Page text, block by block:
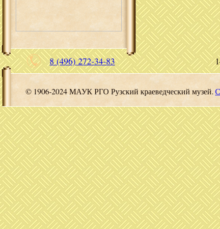
8 (496) 272-34-83
© 1906-2024 МАУК РГО Рузский краеведческий музей.